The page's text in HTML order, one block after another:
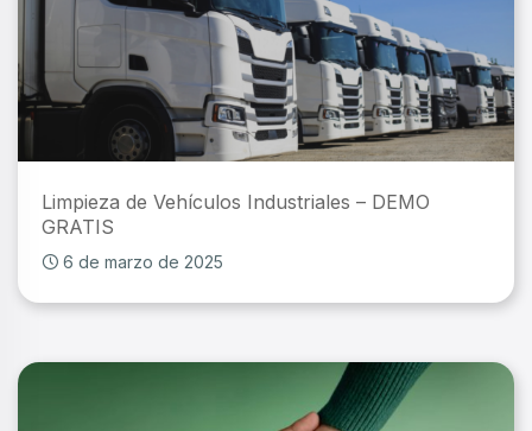
Limpieza de Vehículos Industriales – DEMO
GRATIS
6 de marzo de 2025